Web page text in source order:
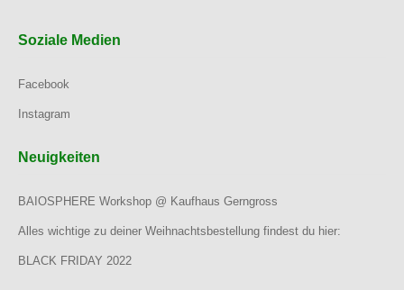
Soziale Medien
Facebook
Instagram
Neuigkeiten
BAIOSPHERE Workshop @ Kaufhaus Gerngross
Alles wichtige zu deiner Weihnachtsbestellung findest du hier:
BLACK FRIDAY 2022